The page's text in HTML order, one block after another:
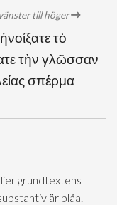
till höger
τὸ
τὴν γλῶσσαν
σπέρμα
grundtextens
är blåa.